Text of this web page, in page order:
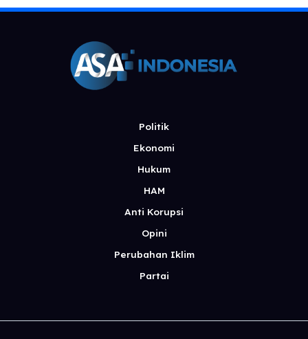
Politik
Ekonomi
Hukum
HAM
Anti Korupsi
Opini
Perubahan Iklim
Partai